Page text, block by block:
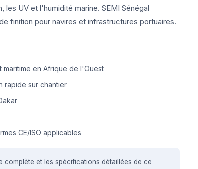
UV et l'humidité marine. SEMI Sénégal
finition pour navires et infrastructures portuaires.
en Afrique de l'Ouest
rapide sur chantier
CE/ISO applicables
complète et les spécifications détaillées de ce